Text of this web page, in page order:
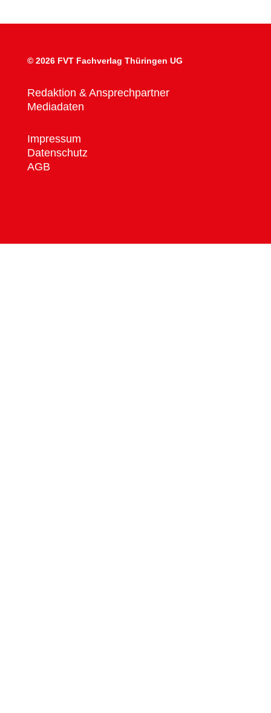
© 2026 FVT Fachverlag Thüringen UG
Redaktion & Ansprechpartner
Mediadaten
Impressum
Datenschutz
AGB